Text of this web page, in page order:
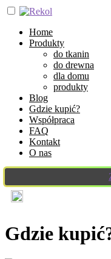
Home
Produkty
do tkanin
do drewna
dla domu
produkty
Blog
Gdzie kupić?
Współpraca
FAQ
Kontakt
O nas
Gdzie